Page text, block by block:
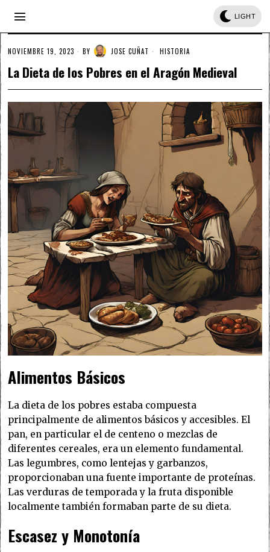
LIGHT
NOVIEMBRE 19, 2023 BY JOSE CUÑAT HISTORIA
La Dieta de los Pobres en el Aragón Medieval
Alimentos Básicos
La dieta de los pobres estaba compuesta
principalmente de alimentos básicos y accesibles. El
pan, en particular el de centeno o mezclas de
diferentes cereales, era un elemento fundamental.
Las legumbres, como lentejas y garbanzos,
proporcionaban una fuente importante de proteínas.
Las verduras de temporada y la fruta disponible
localmente también formaban parte de su dieta.
Escasez y Monotonía